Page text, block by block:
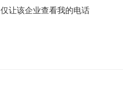
仅让该企业查看我的电话